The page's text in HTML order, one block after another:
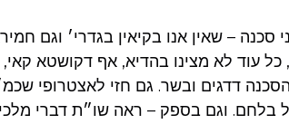
סכנה – שאין אנו בקיאין בגדרי׳ וגם
עוד לא מצינו בהדיא, אף דקושטא קאי,
הסכנה דדגים ובשר. גם חזי לאצטרופי
בלחם. וגם בספק – ראה שו״ת דברי